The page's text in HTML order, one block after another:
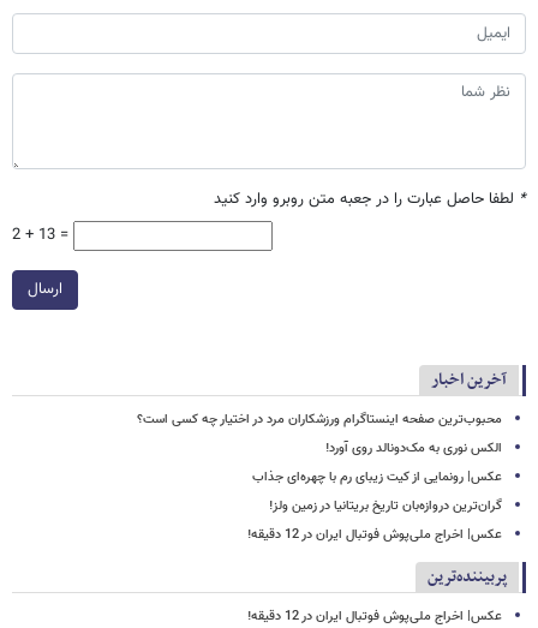
* لطفا حاصل عبارت را در جعبه متن روبرو وارد کنید
2 + 13 =
ارسال
آخرین اخبار
محبوب‌ترین صفحه اینستاگرام ورزشکاران مرد در اختیار چه کسی است؟
الکس نوری به مک‌دونالد روی آورد!
عکس| رونمایی از کیت زیبای رم با چهره‌ای جذاب
گران‌ترین دروازه‌بان تاریخ بریتانیا در زمین ولز!
عکس| اخراج ملی‌پوش فوتبال ایران در 12 دقیقه!
پربیننده‌ترین
عکس| اخراج ملی‌پوش فوتبال ایران در 12 دقیقه!